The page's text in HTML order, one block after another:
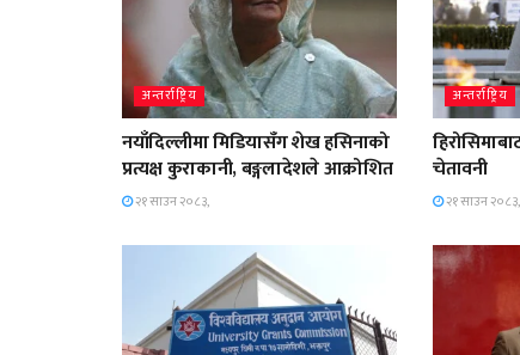
अन्तर्राष्ट्रिय
नयाँदिल्लीमा मिडियासँग शेख हसिनाको
प्रत्यक्ष कुराकानी, बङ्गलादेशले आक्रोशित
२१ साउन २०८३,
अन्तर्राष्ट्रिय
चेतावनी
२१ साउन २०८३,